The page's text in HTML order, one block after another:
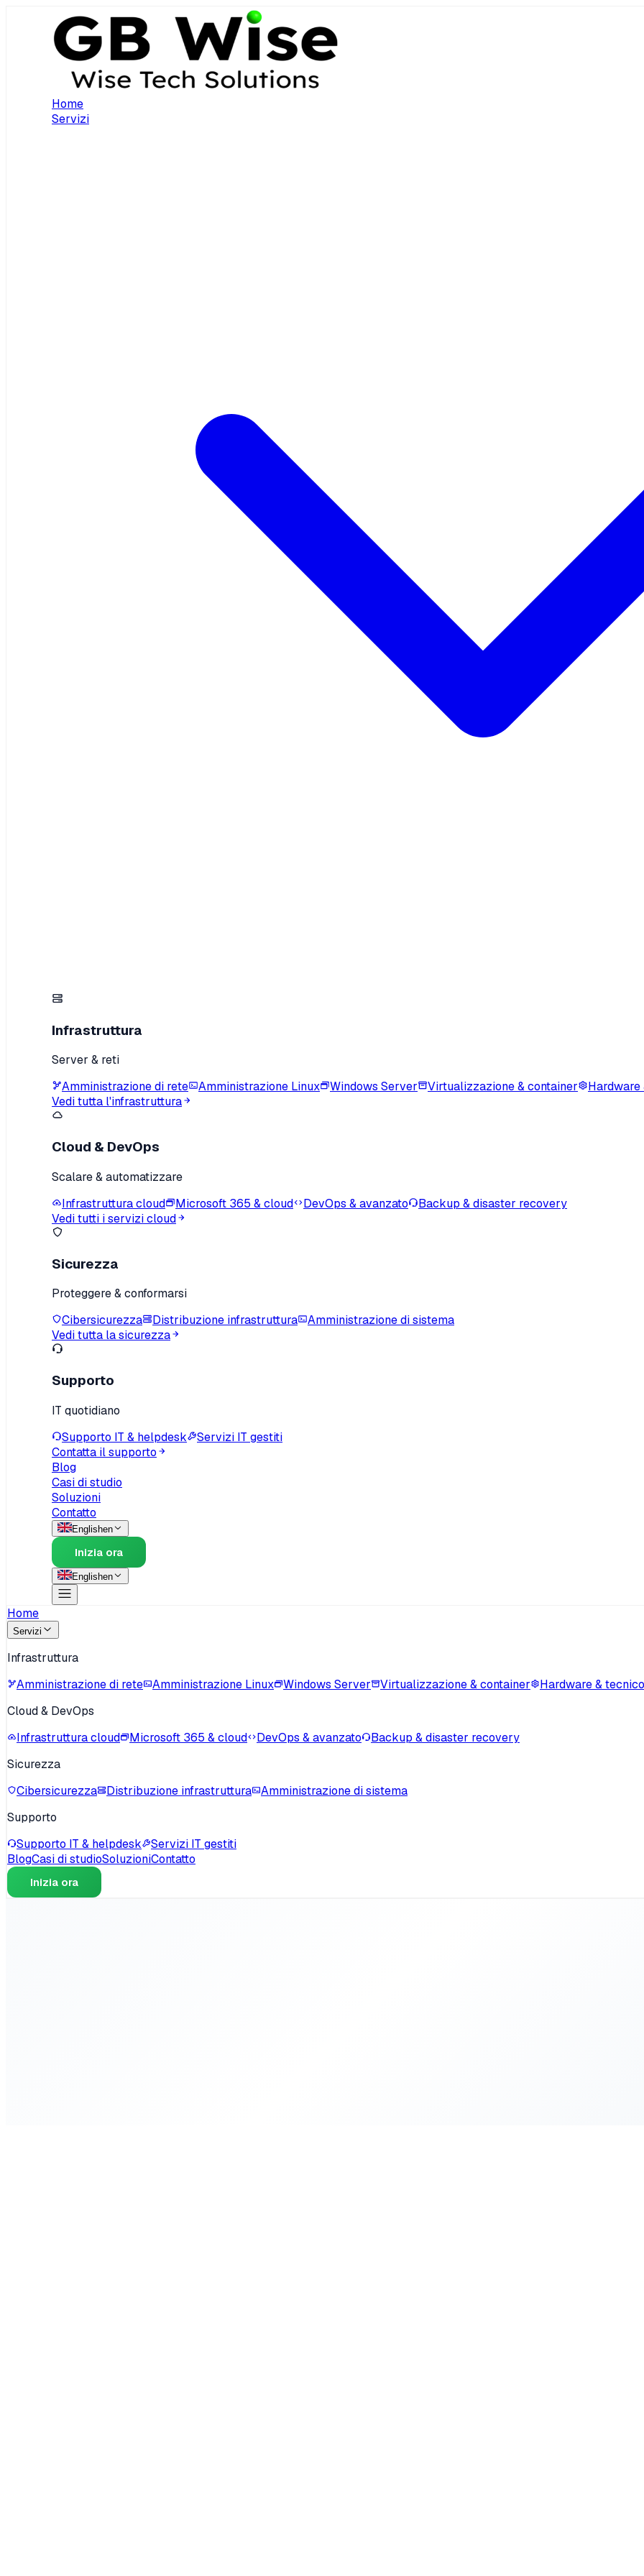
Home
Servizi
Infrastruttura
Server & reti
Amministrazione di rete
Amministrazione Linux Windows Server Virtualizzazione & container
Vedi tutta l'infrastruttura
Cloud & DevOps
Scalare & automatizzare
Infrastruttura cloud
Microsoft 365 & cloud DevOps & avanzato
Backup & disaster recovery
Vedi tutti i servizi cloud
Sicurezza
Proteggere & conformarsi
Cibersicurezza
Distribuzione infrastruttura
Amministrazione di sistema
Vedi tutta la sicurezza
Supporto
IT quotidiano
Supporto IT & helpdesk
Servizi IT gestiti
Contatta il supporto
Blog
Casi di studio
Soluzioni
Contatto
Englishen
Inizia ora
Englishen
Home
Servizi
Infrastruttura
Amministrazione di rete
Amministrazione Linux Windows Server Virtualizzazione & container
Hardware & tecnico
Cloud & DevOps
Infrastruttura cloud
Microsoft 365 & cloud DevOps & avanzato
Backup & disaster recovery
Sicurezza
Cibersicurezza
Distribuzione infrastruttura
Amministrazione di sistema
Supporto
Supporto IT & helpdesk
Servizi IT gestiti
BlogCasi di studioSoluzioniContatto
Inizia ora